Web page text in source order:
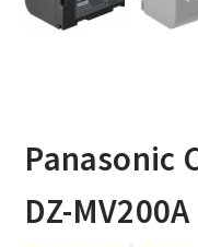
Panasonic
DZ-MV200A